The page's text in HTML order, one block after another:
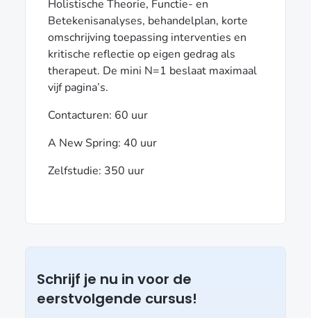
Holistische Theorie, Functie- en
Betekenisanalyses, behandelplan, korte
omschrijving toepassing interventies en
kritische reflectie op eigen gedrag als
therapeut. De mini N=1 beslaat maximaal
vijf pagina’s.
Contacturen: 60 uur
A New Spring: 40 uur
Zelfstudie: 350 uur
Schrijf je nu in voor de
eerstvolgende cursus!